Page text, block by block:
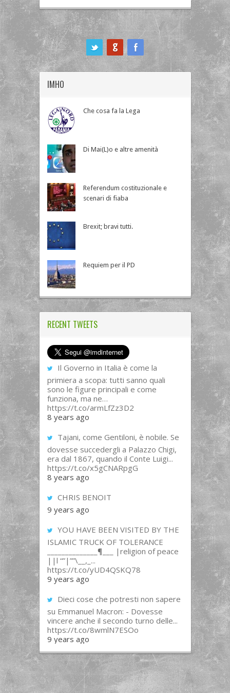
IMHO
Che cosa fa la Lega
Di Mai(L)o e altre amenità
Referendum costituzionale e
scenari di fiaba
Brexit; bravi tutti.
Requiem per il PD
RECENT TWEETS
Il Governo in Italia è come la
primiera a scopa: tutti sanno quali
sono le figure principali e come
funziona, ma ne…
https://t.co/armLfZz3D2
8 years ago
Tajani, come Gentiloni, è nobile. Se
dovesse succedergli a Palazzo Chigi,
era dal 1867, quando il Conte Luigi...
https://t.co/x5gCNARpgG
8 years ago
CHRIS BENOIT
9 years ago
YOU HAVE BEEN VISITED BY THE
ISLAMIC TRUCK OF TOLERANCE
______________¶___ |religion of peace
||l “”|””\__,_...
https://t.co/yUD4QSKQ78
9 years ago
Dieci cose che potresti non sapere
su Emmanuel Macron: - Dovesse
vincere anche il secondo turno delle...
https://t.co/8wmlN7ESOo
9 years ago